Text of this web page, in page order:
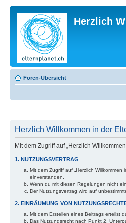
Herzlich
Foren-Übersicht
Herzlich Willkommen in der
Mit dem Zugriff auf „Herzlich
1. NUTZUNGSVERTRAG
Mit dem Zugriff auf „Herzlich
einverstanden.
Wenn du mit diesen Regelungen nicht
Der Nutzungsvertrag wird auf
2. EINRÄUMUNG VON
Mit dem Erstellen eines Beitrags erteilst
Das Nutzungsrecht nach Punkt 2,